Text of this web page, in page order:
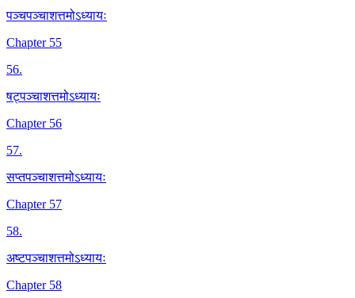
पञ्चपञ्चाशत्तमोऽध्यायः
Chapter 55
56.
षट्पञ्चाशत्तमोऽध्यायः
Chapter 56
57.
सप्तपञ्चाशत्तमोऽध्यायः
Chapter 57
58.
अष्टपञ्चाशत्तमोऽध्यायः
Chapter 58